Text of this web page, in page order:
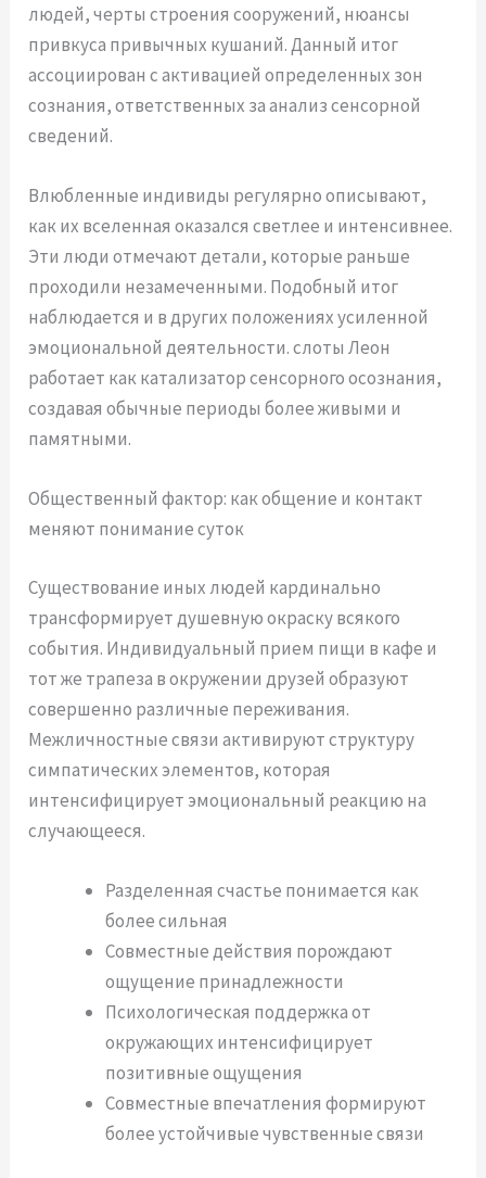
людей, черты строения сооружений, нюансы
привкуса привычных кушаний. Данный итог
ассоциирован с активацией определенных зон
сознания, ответственных за анализ сенсорной
сведений.
Влюбленные индивиды регулярно описывают,
как их вселенная оказался светлее и интенсивнее.
Эти люди отмечают детали, которые раньше
проходили незамеченными. Подобный итог
наблюдается и в других положениях усиленной
эмоциональной деятельности. слоты Леон
работает как катализатор сенсорного осознания,
создавая обычные периоды более живыми и
памятными.
Общественный фактор: как общение и контакт
меняют понимание суток
Существование иных людей кардинально
трансформирует душевную окраску всякого
события. Индивидуальный прием пищи в кафе и
тот же трапеза в окружении друзей образуют
совершенно различные переживания.
Межличностные связи активируют структуру
симпатических элементов, которая
интенсифицирует эмоциональный реакцию на
случающееся.
Разделенная счастье понимается как
более сильная
Совместные действия порождают
ощущение принадлежности
Психологическая поддержка от
окружающих интенсифицирует
позитивные ощущения
Совместные впечатления формируют
более устойчивые чувственные связи